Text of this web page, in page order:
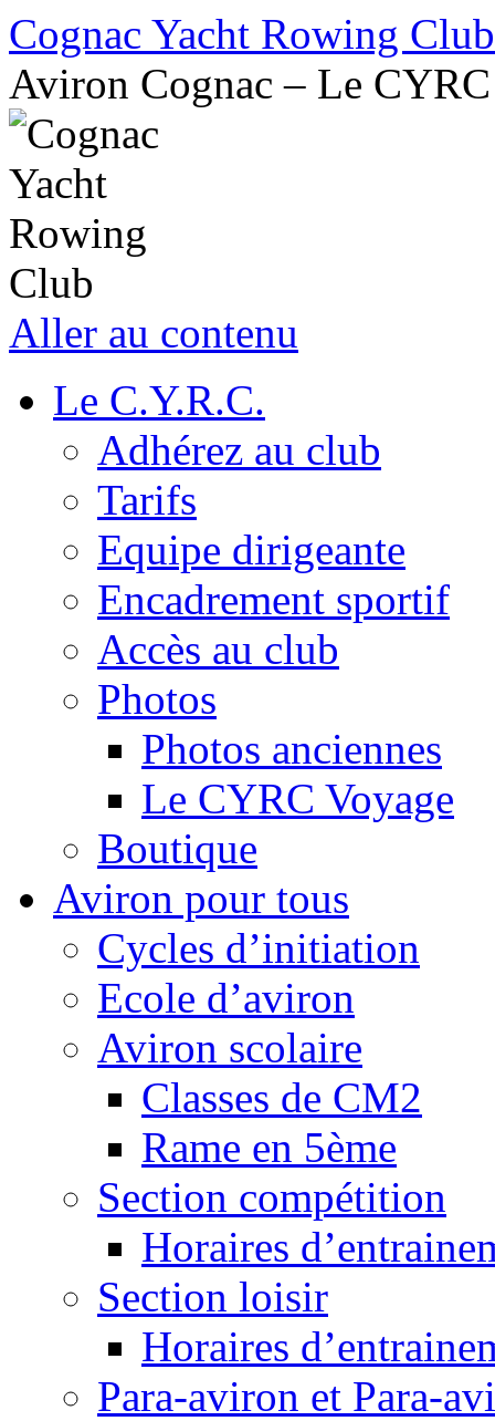
Cognac Yacht Rowing Club
Aviron Cognac – Le CYRC
Aller au contenu
Le C.Y.R.C.
Adhérez au club
Tarifs
Equipe dirigeante
Encadrement sportif
Accès au club
Photos
Photos anciennes
Le CYRC Voyage
Boutique
Aviron pour tous
Cycles d’initiation
Ecole d’aviron
Aviron scolaire
Classes de CM2
Rame en 5ème
Section compétition
Horaires
Section loisir
Horaires
Para-aviron et Para-